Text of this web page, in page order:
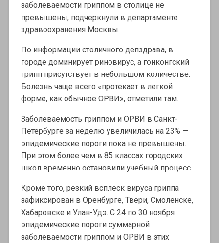
заболеваемости гриппом в столице не
превышены, подчеркнули в департаменте
здравоохранения Москвы.
По информации столичного депздрава, в
городе доминирует риновирус, а гонконгский
грипп присутствует в небольшом количестве.
Болезнь чаще всего «протекает в легкой
форме, как обычное ОРВИ», отметили там.
Заболеваемость гриппом и ОРВИ в Санкт-
Петербурге за неделю увеличилась на 23% —
эпидемические пороги пока не превышены.
При этом более чем в 85 классах городских
школ временно остановили учебный процесс.
Кроме того, резкий всплеск вируса гриппа
зафиксирован в Оренбурге, Твери, Смоленске,
Хабаровске и Улан-Удэ. С 24 по 30 ноября
эпидемические пороги суммарной
заболеваемости гриппом и ОРВИ в этих